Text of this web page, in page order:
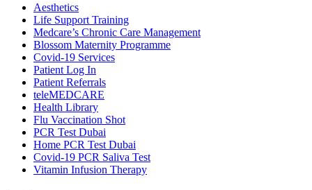
Aesthetics
Life Support Training
Medcare’s Chronic Care Management
Blossom Maternity Programme
Covid-19 Services
Patient Log In
Patient Referrals
teleMEDCARE
Health Library
Flu Vaccination Shot
PCR Test Dubai
Home PCR Test Dubai
Covid-19 PCR Saliva Test
Vitamin Infusion Therapy